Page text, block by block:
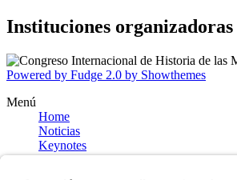
Instituciones organizadoras
Powered by Fudge 2.0 by Showthemes
Menú
Home
Noticias
Keynotes
Joan Wallach Scott